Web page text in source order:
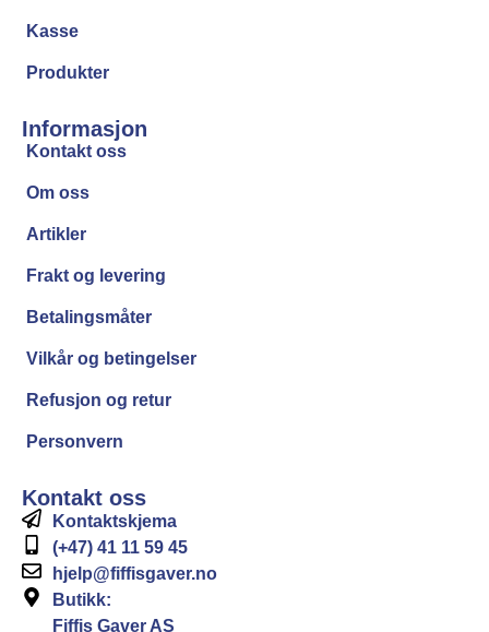
Kasse
Produkter
Informasjon
Kontakt oss
Om oss
Artikler
Frakt og levering
Betalingsmåter
Vilkår og betingelser
Refusjon og retur
Personvern
Kontakt oss
Kontaktskjema
(+47) 41 11 59 45
hjelp@fiffisgaver.no
Butikk:
Fiffis Gaver AS